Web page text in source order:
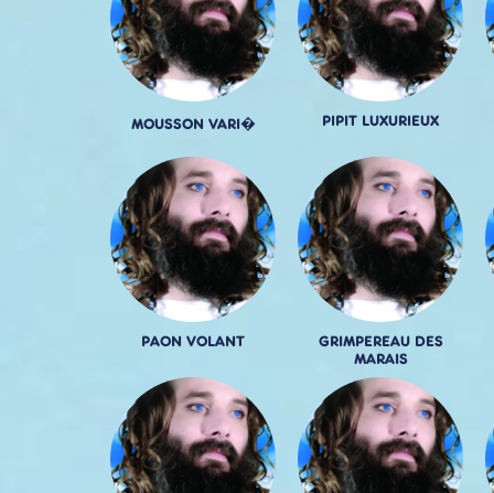
MOUSSON VARI� PIPIT LUXURIEUX
PAON VOLANT
GRIMPEREAU DES
MARAIS